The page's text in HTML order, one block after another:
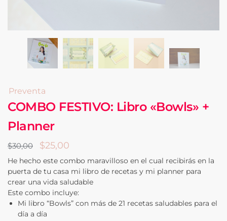
Preventa
COMBO FESTIVO: Libro «Bowls» +
Planner
$30,00
El
precio
original
era:
$30,00.
$25,00
precio
actual
es:
$25,00.
He hecho este combo maravilloso en el cual recibirás en la
puerta de tu casa mi libro de recetas y mi planner para
crear una vida saludable
Este combo incluye:
Mi libro “Bowls” con más de 21 recetas saludables para el
día a día